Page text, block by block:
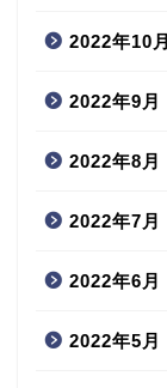
2022年10月
2022年9月
2022年8月
2022年7月
2022年6月
2022年5月